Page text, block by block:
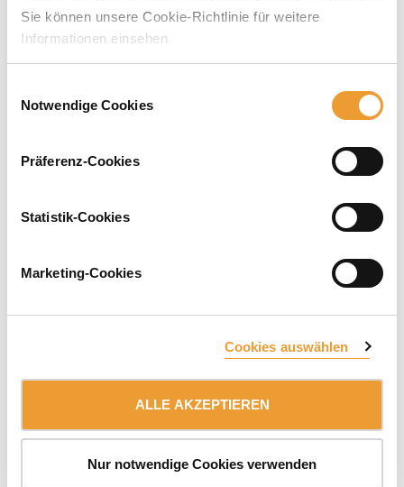
Sie können unsere Cookie-Richtlinie für weitere
Informationen einsehen
Notwendige Cookies
Präferenz-Cookies
Statistik-Cookies
Marketing-Cookies
Cookies auswählen
ALLE AKZEPTIEREN
Nur notwendige Cookies verwenden